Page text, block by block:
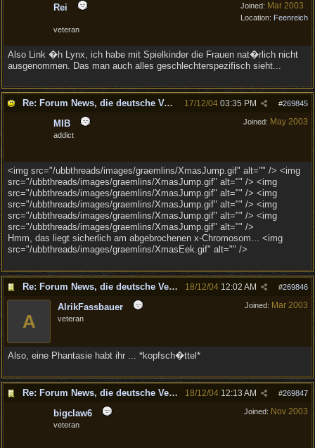
Joined: Mar 2003
Location: Feenreich
Rei
veteran
Also Link �h Lynx, ich habe mit Spielkinder die Frauen nat�rlich nicht
ausgenommen. Das man auch alles geschlechterspezifisch sieht...
Re: Forum News, die deutsche Version. #269845
17/12/04 03:35 PM
Joined: May 2003
MIB
addict
<img src="/ubbthreads/images/graemlins/XmasJump.gif" alt="" /> <img
src="/ubbthreads/images/graemlins/XmasJump.gif" alt="" /> <img
src="/ubbthreads/images/graemlins/XmasJump.gif" alt="" /> <img
src="/ubbthreads/images/graemlins/XmasJump.gif" alt="" /> <img
src="/ubbthreads/images/graemlins/XmasJump.gif" alt="" /> <img
src="/ubbthreads/images/graemlins/XmasJump.gif" alt="" />
Hmm, das liegt sicherlich am abgebrochenen x-Chromosom... <img
src="/ubbthreads/images/graemlins/XmasEek.gif" alt="" />
Re: Forum News, die deutsche Version. #269846
18/12/04 12:02 AM
Joined: Mar 2003
A
AlrikFassbauer
veteran
Also, eine Phantasie habt ihr ... *kopfsch�ttel*
Re: Forum News, die deutsche Version. #269847
18/12/04 12:13 AM
Joined: Nov 2003
bigclaw6
veteran